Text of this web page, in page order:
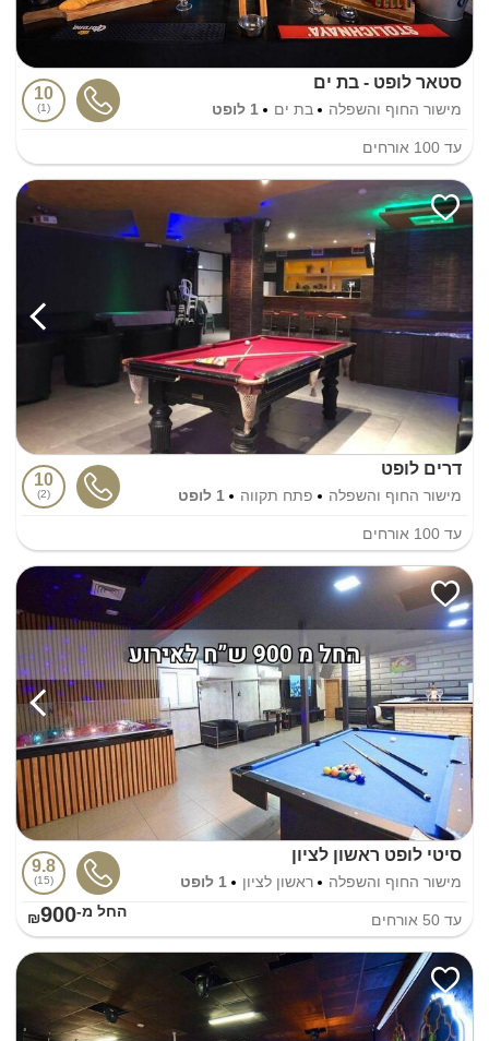
סטאר לופט - בת ים
מישור החוף והשפלה בת ים 1 לופט
10
1
עד 100 אורחים
דרים לופט
מישור החוף והשפלה פתח תקווה 1 לופט
10
2
עד 100 אורחים
סיטי לופט ראשון לציון
מישור החוף והשפלה ראשון לציון 1 לופט
9.8
15
עד 50 אורחים החל מ-₪900